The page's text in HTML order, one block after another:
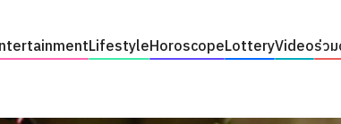
LifestyleHoroscopeLotteryVideoร่ว